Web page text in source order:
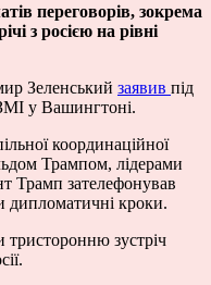
переговорів, зокрема
з росією на рівні
Зеленський заявив під
у Вашингтоні.
координаційної
Трампом, лідерами
Трамп зателефонував
дипломатичні кроки.
тристоронню зустріч